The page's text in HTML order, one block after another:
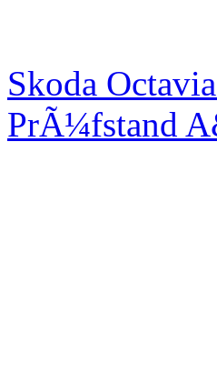
Skoda
PrÃ¼fstand